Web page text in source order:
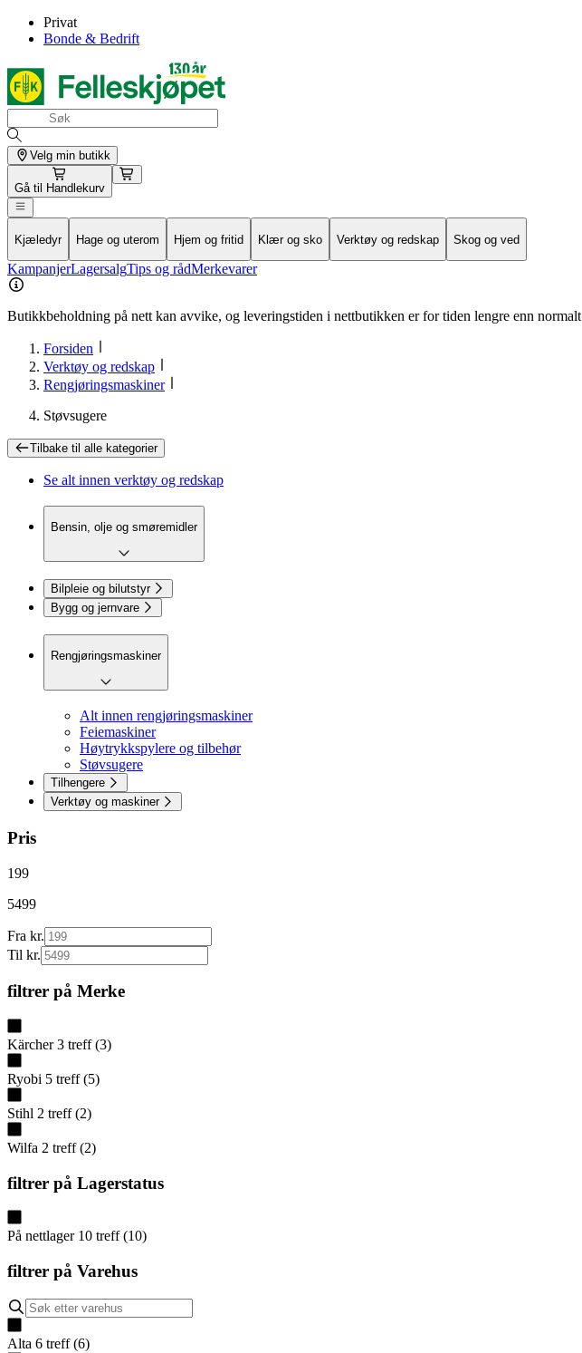
Privat
Bonde & Bedrift
Velg min butikk
Gå til Handlekurv
Kjæledyr Hage og uterom Hjem og fritid Klær og sko Verktøy og redskap Skog og ved
KampanjerLagersalgTips og rådMerkevarer
Butikkbeholdning på nett kan avvike, og leveringstiden i nettbutikken er for tiden lengre enn normalt
Forsiden
Verktøy og redskap
Rengjøringsmaskiner
Støvsugere
Tilbake til alle kategorier
Se alt innen verktøy og redskap
Bensin, olje og smøremidler
Bilpleie og bilutstyr
Bygg og jernvare
Rengjøringsmaskiner
Alt innen rengjøringsmaskiner
Feiemaskiner
Høytrykkspylere og tilbehør
Støvsugere
Tilhengere
Verktøy og maskiner
Pris
199
5499
Fra kr.
Til kr.
filtrer på Merke
Kärcher 3 treff (3)
Ryobi 5 treff (5)
Stihl 2 treff (2)
Wilfa 2 treff (2)
filtrer på Lagerstatus
På nettlager 10 treff (10)
filtrer på Varehus
Alta 6 treff (6)